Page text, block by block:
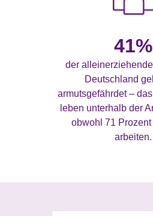
41%
der
Deutschland
armutsgefährdet –
leben unterhalb der
obwohl 71
arbeiten.